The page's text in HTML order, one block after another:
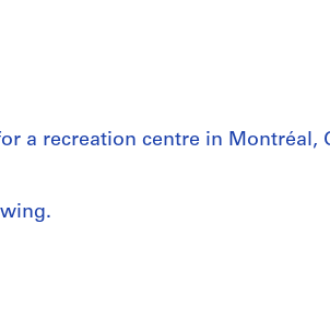
a recreation centre in Montréal,